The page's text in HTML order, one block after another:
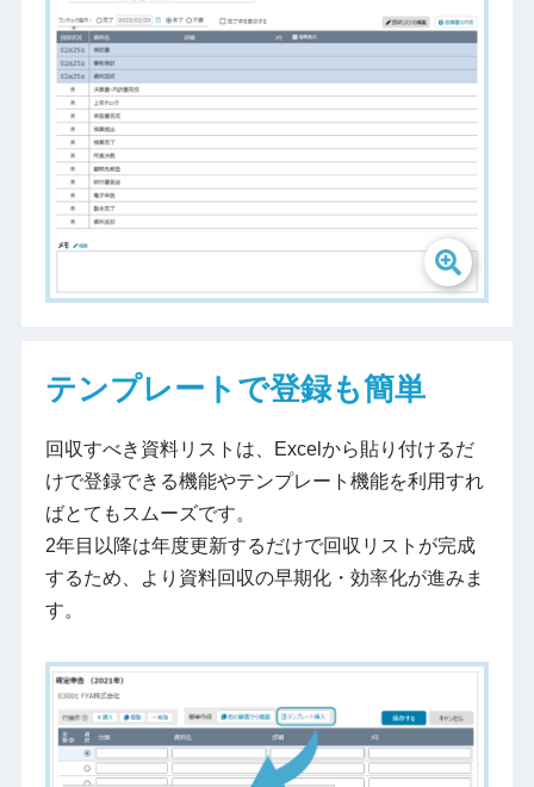
テンプレートで登録も簡単
回収すべき資料リストは、Excelから貼り付けるだ
けで登録できる機能やテンプレート機能を利用すれ
ばとてもスムーズです。
2年目以降は年度更新するだけで回収リストが完成
するため、より資料回収の早期化・効率化が進みま
す。